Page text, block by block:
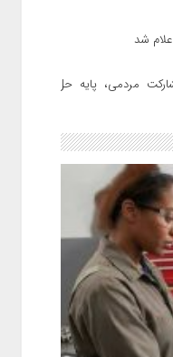
مردمی، پایه حل